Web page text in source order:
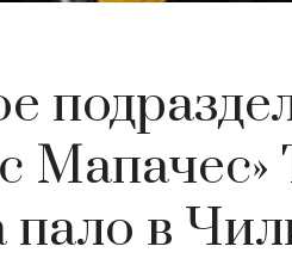
Мапачес»
пало в